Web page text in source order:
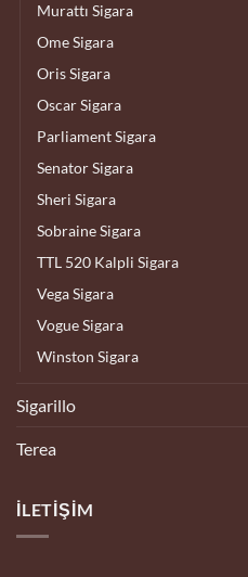
Murattı Sigara
Ome Sigara
Oris Sigara
Oscar Sigara
Parliament Sigara
Senator Sigara
Sheri Sigara
Sobraine Sigara
TTL 520 Kalpli Sigara
Vega Sigara
Vogue Sigara
Winston Sigara
Sigarillo
Terea
İLETIŞIM